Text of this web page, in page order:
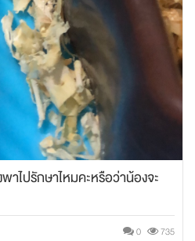
ไปรักษาไหมคะหรือว่าน้องจะ
0 735